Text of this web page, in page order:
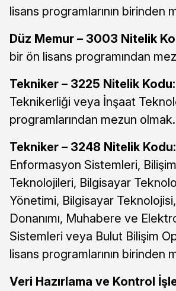
lisans programlarının birinden
Düz Memur – 3003 Nitelik
bir ön lisans programından
Tekniker – 3225 Nitelik Kodu:
Teknikerliği veya İnşaat
programlarından mezun olmak.
Tekniker – 3248 Nitelik Kodu:
Enformasyon Sistemleri,
Teknolojileri, Bilgisayar
Yönetimi, Bilgisayar
Donanımı, Muhabere ve
Sistemleri veya Bulut Bilişim
lisans programlarının birinden
Veri Hazırlama ve Kontrol